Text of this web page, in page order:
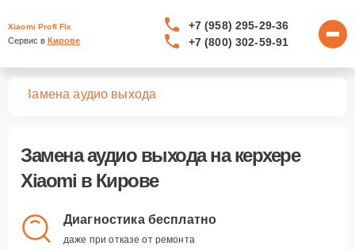
Xiaomi Profi Fix
Сервис в Кирове
+7 (958) 295-29-36
+7 (800) 302-59-91
Замена аудио выхода
Замена аудио выходана керхере
Xiaomi в Кирове
Диагностика бесплатно
даже при отказе от ремонта